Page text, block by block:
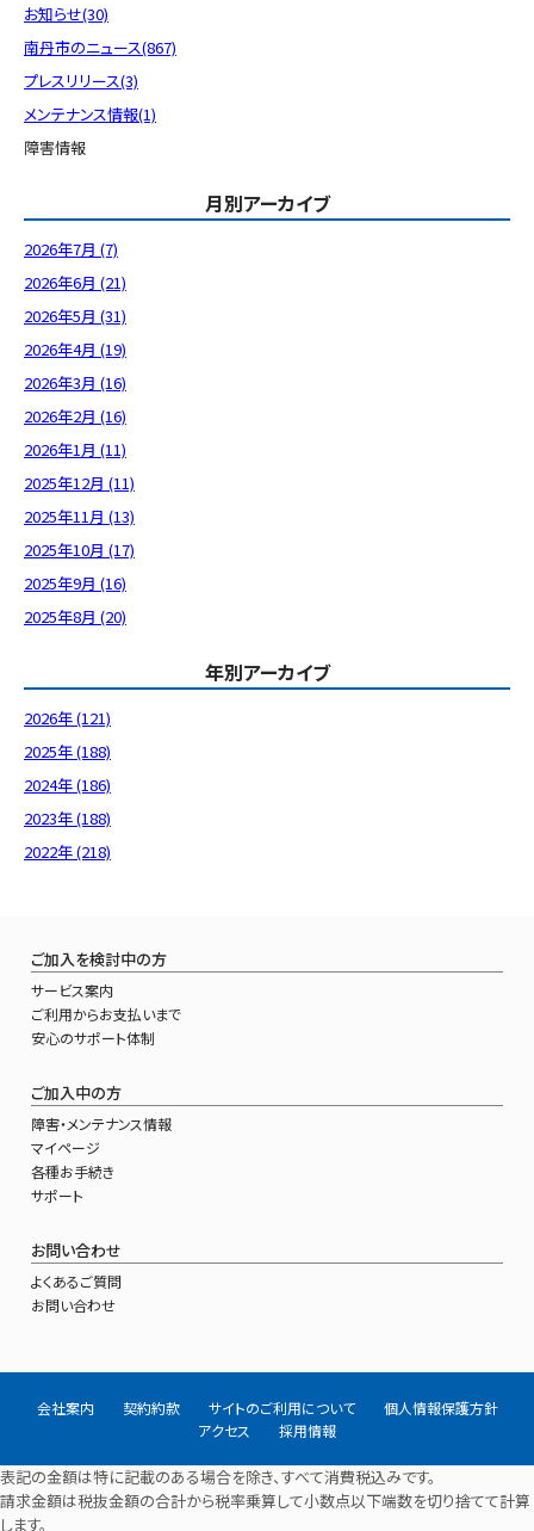
お知らせ(30)
南丹市のニュース(867)
プレスリリース(3)
メンテナンス情報(1)
障害情報
月別アーカイブ
2026年7月 (7)
2026年6月 (21)
2026年5月 (31)
2026年4月 (19)
2026年3月 (16)
2026年2月 (16)
2026年1月 (11)
2025年12月 (11)
2025年11月 (13)
2025年10月 (17)
2025年9月 (16)
2025年8月 (20)
年別アーカイブ
2026年 (121)
2025年 (188)
2024年 (186)
2023年 (188)
2022年 (218)
ご加入を検討中の方
サービス案内
ご利用からお支払いまで
安心のサポート体制
ご加入中の方
障害・メンテナンス情報
マイページ
各種お手続き
サポート
お問い合わせ
よくあるご質問
お問い合わせ
会社案内 契約約款 サイトのご利用について
個人情報保護方針
アクセス
採用情報
記の金額は特に記載のある場合を除き、すべて消費税込みです。
請求金額は税抜金額の合計から税率乗算して小数点以下端数を切り捨てて計算
します。